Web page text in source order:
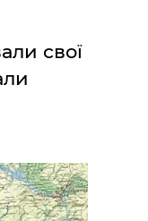
свої